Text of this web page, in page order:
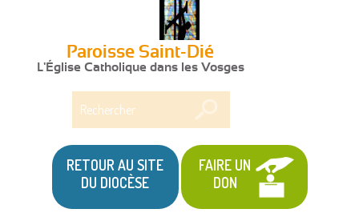
Paroisse Saint-Dié
L'Église Catholique dans les Vosges
RETOUR AU SITE
DU DIOCÈSE
FAIRE UN
DON